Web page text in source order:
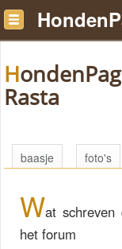
HondenPage baasje Wieke en
Rasta
baasje foto's
Wat
het forum